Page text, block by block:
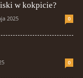
w kokpicie?
2025 0
0